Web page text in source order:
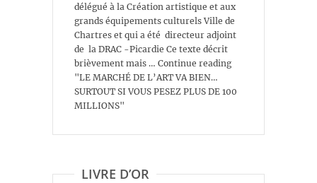
délégué à la Création artistique et aux
grands équipements culturels Ville de
Chartres et qui a été directeur adjoint
de la DRAC -Picardie Ce texte décrit
brièvement mais … Continue reading
"LE MARCHÉ DE L’ART VA BIEN…
SURTOUT SI VOUS PESEZ PLUS DE 100
MILLIONS"
LIVRE D’OR